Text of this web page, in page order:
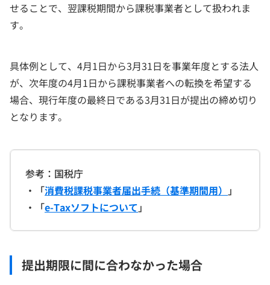
せることで、翌課税期間から課税事業者として扱われま
す。
具体例として、4月1日から3月31日を事業年度とする法人
が、次年度の4月1日から課税事業者への転換を希望する
場合、現行年度の最終日である3月31日が提出の締め切り
となります。
参考：国税庁
・「消費税課税事業者届出手続（基準期間用） 」
・「e-Taxソフトについて 」
提出期限に間に合わなかった場合